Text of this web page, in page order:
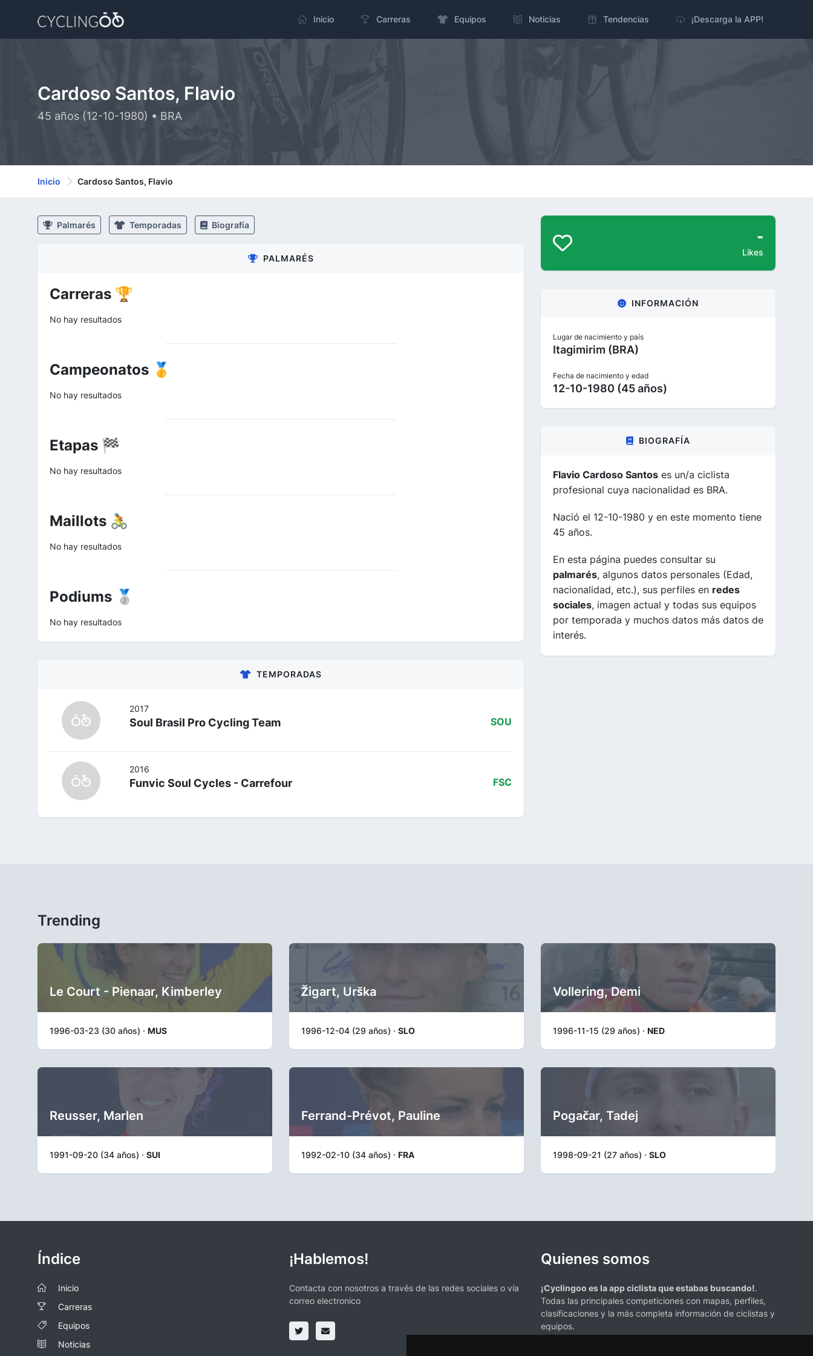
Inicio Carreras Equipos Noticias Tendencias ¡Descarga la APP!
Cardoso Santos, Flavio
45 años (12-10-1980) • BRA
Inicio Cardoso Santos, Flavio
Palmarés Temporadas Biografía
PALMARÉS
Carreras 🏆
No hay resultados
Campeonatos 🥇
No hay resultados
Etapas 🏁
No hay resultados
Maillots 🚴
No hay resultados
Podiums 🥈
No hay resultados
TEMPORADAS
2017
Soul Brasil Pro Cycling Team SOU
2016
Funvic Soul Cycles - Carrefour FSC
-
Likes
INFORMACIÓN
Lugar de nacimiento y país
Itagimirim (BRA)
Fecha de nacimiento y edad
12-10-1980 (45 años)
BIOGRAFÍA
Flavio Cardoso Santos es un/a ciclista
profesional cuya nacionalidad es BRA.
Nació el 12-10-1980 y en este momento tiene
45 años.
En esta página puedes consultar su
palmarés, algunos datos personales (Edad,
nacionalidad, etc.), sus perfiles en redes
sociales, imagen actual y todas sus equipos
por temporada y muchos datos más datos de
interés.
Trending
Le Court - Pienaar, Kimberley
1996-03-23 (30 años) · MUS
Žigart, Urška
1996-12-04 (29 años) · SLO
Vollering, Demi
1996-11-15 (29 años) · NED
Reusser, Marlen
1991-09-20 (34 años) · SUI
Ferrand-Prévot, Pauline
1992-02-10 (34 años) · FRA
Pogačar, Tadej
1998-09-21 (27 años) · SLO
Índice
Inicio
Carreras
Equipos
Noticias
¡Hablemos!
Contacta con nosotros a través de las redes sociales o vía
correo electronico
Quienes somos
¡Cyclingoo es la app ciclista que estabas buscando!.
Todas las principales competiciones con mapas, perfiles,
clasificaciones y la más completa información de ciclistas y
equipos.